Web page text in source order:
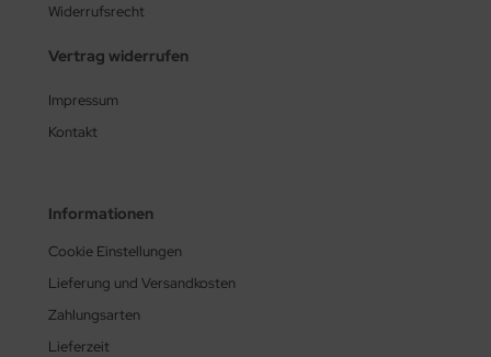
Widerrufsrecht
Vertrag widerrufen
Impressum
Kontakt
Informationen
Cookie Einstellungen
Lieferung und Versandkosten
Zahlungsarten
Lieferzeit